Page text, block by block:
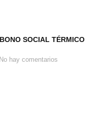
SOCIAL TÉRMICO
No hay comentarios